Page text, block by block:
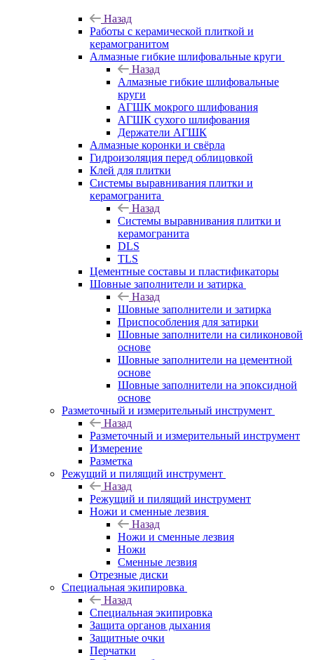
Назад
Работы с керамической плиткой и
керамогранитом
Алмазные гибкие шлифовальные круги
Назад
Алмазные гибкие шлифовальные
круги
АГШК мокрого шлифования
АГШК сухого шлифования
Держатели АГШК
Алмазные коронки и свёрла
Гидроизоляция перед облицовкой
Клей для плитки
Системы выравнивания плитки и
керамогранита
Назад
Системы выравнивания плитки и
керамогранита
DLS
TLS
Цементные составы и пластификаторы
Шовные заполнители и затирка
Назад
Шовные заполнители и затирка
Приспособления для затирки
Шовные заполнители на силиконовой
основе
Шовные заполнители на цементной
основе
Шовные заполнители на эпоксидной
основе
Разметочный и измерительный инструмент
Назад
Разметочный и измерительный инструмент
Измерение
Разметка
Режущий и пилящий инструмент
Назад
Режущий и пилящий инструмент
Ножи и сменные лезвия
Назад
Ножи и сменные лезвия
Ножи
Сменные лезвия
Отрезные диски
Специальная экипировка
Назад
Специальная экипировка
Защита органов дыхания
Защитные очки
Перчатки